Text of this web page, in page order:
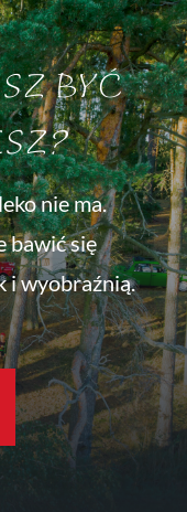
BYĆ
nie ma.
bawić się
i wyobraźnią.